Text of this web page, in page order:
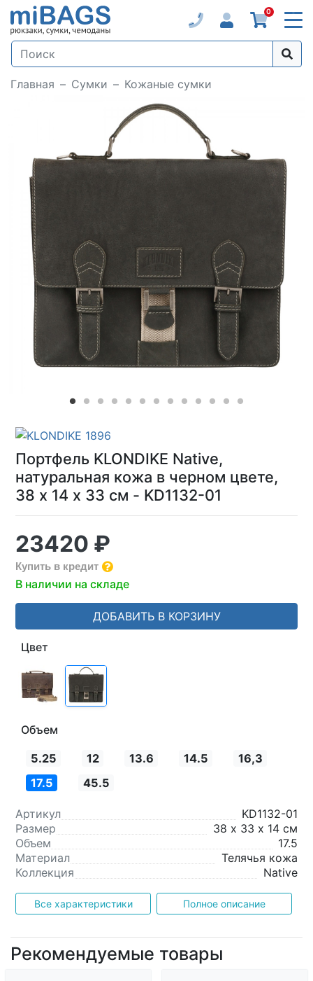
0
Главная Сумки Кожаные сумки
Портфель KLONDIKE Native,
натуральная кожа в черном цвете,
38 х 14 х 33 см - KD1132-01
23420 ₽
Купить в кредит
В наличии на складе
ДОБАВИТЬ В КОРЗИНУ
Цвет
Объем
5.25 12 13.6 14.5
16,3
17.5
45.5
Артикул
KD1132-01
Размер
38 х 33 х 14 см
Объем
17.5
Материал
Телячья кожа
Коллекция
Native
Все характеристики Полное описание
Рекомендуемые товары